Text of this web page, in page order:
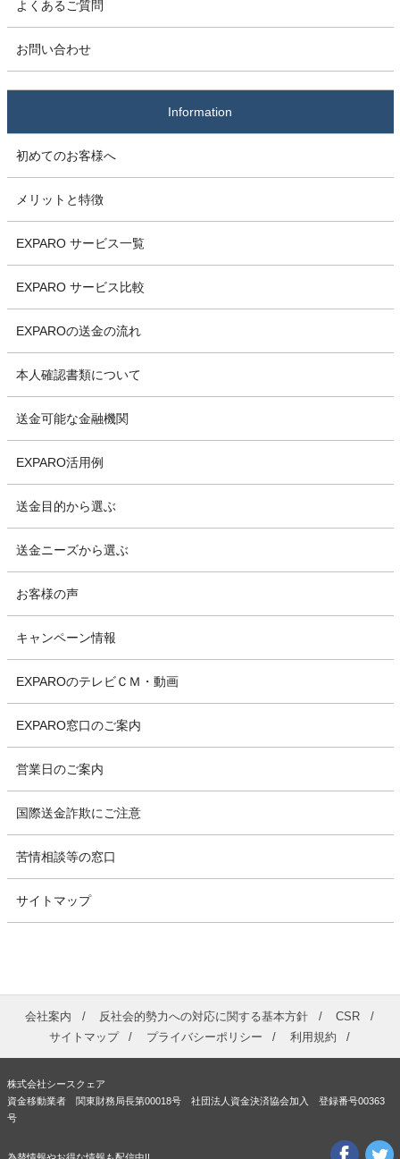
よくあるご質問
お問い合わせ
Information
初めてのお客様へ
メリットと特徴
EXPARO サービス一覧
EXPARO サービス比較
EXPAROの送金の流れ
本人確認書類について
送金可能な金融機関
EXPARO活用例
送金目的から選ぶ
送金ニーズから選ぶ
お客様の声
キャンペーン情報
EXPAROのテレビＣＭ・動画
EXPARO窓口のご案内
営業日のご案内
国際送金詐欺にご注意
苦情相談等の窓口
サイトマップ
会社案内 反社会的勢力への対応に関する基本方針
CSR
サイトマップ
プライバシーポリシー 利用規約
株式会社シースクェア
資金移動業者 関東財務局長第00018号 社団法人資金決済協会加入 登録番号00363
号